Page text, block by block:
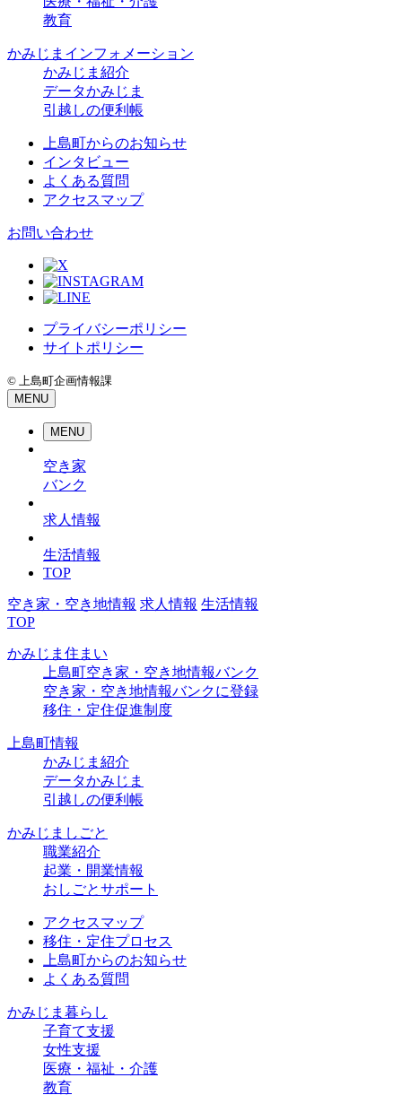
教育
かみじまインフォメーション
かみじま紹介
データかみじま
引越しの便利帳
上島町からのお知らせ
インタビュー
よくある質問
アクセスマップ
お問い合わせ
プライバシーポリシー
サイトポリシー
© 上島町企画情報課
MENU
MENU
空き家
バンク
求人情報
生活情報
TOP
空き家・空き地情報 求人情報 生活情報
TOP
かみじま住まい
上島町空き家・空き地情報バンク
空き家・空き地情報バンクに登録
移住・定住促進制度
上島町情報
かみじま紹介
データかみじま
引越しの便利帳
かみじましごと
職業紹介
起業・開業情報
おしごとサポート
アクセスマップ
移住・定住プロセス
上島町からのお知らせ
よくある質問
かみじま暮らし
子育て支援
女性支援
医療・福祉・介護
教育